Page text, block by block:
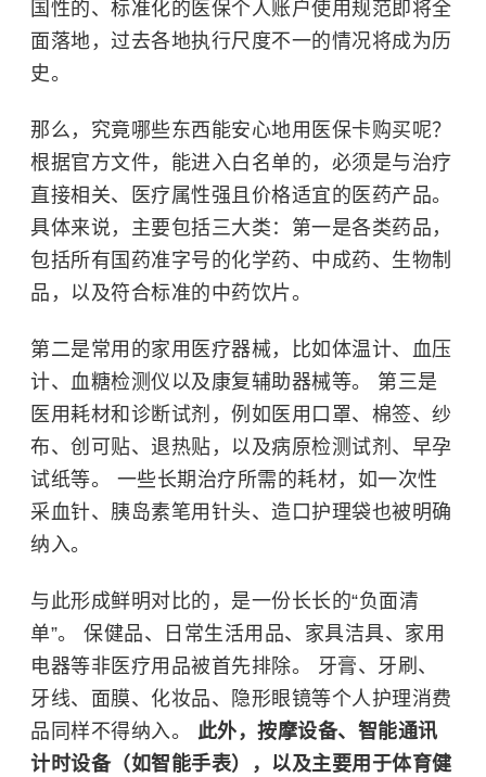
国性的、标准化的医保个人账户使用规范即将全
面落地，过去各地执行尺度不一的情况将成为历
史。
那么，究竟哪些东西能安心地用医保卡购买呢？
根据官方文件，能进入白名单的，必须是与治疗
直接相关、医疗属性强且价格适宜的医药产品。
具体来说，主要包括三大类：第一是各类药品，
包括所有 国药准字号 的化学药、 中成药、生物制
品，以及符合标准的中药饮片。
第二是常用的家用医疗器械，比如体温计、血压
计、血糖检测仪以及康复辅助器械等。 第三是
医用耗材和诊断试剂，例如医用口罩、棉签、纱
布、创可贴、退热贴，以及病原检测试剂、早孕
试纸等。 一些长期治疗所需的耗材，如一次性
采血针、胰岛素笔用针头、造口护理袋也被明确
纳入。
与此形成鲜明对比的，是一份长长的“负面清
单”。 保健品、日常生活用品、家具洁具、家用
电器等非医疗用品被首先排除。 牙膏、牙刷、
牙线、面膜、化妆品、隐形眼镜等个人护理消费
品同样不得纳入。 此外，按摩设备、智能通讯
计时设备（如智能手表），以及主要用于体育健